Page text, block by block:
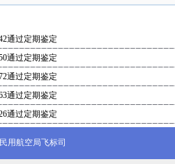
通过定期鉴定
通过定期鉴定
通过定期鉴定
通过定期鉴定
通过定期鉴定
用航空局飞标司